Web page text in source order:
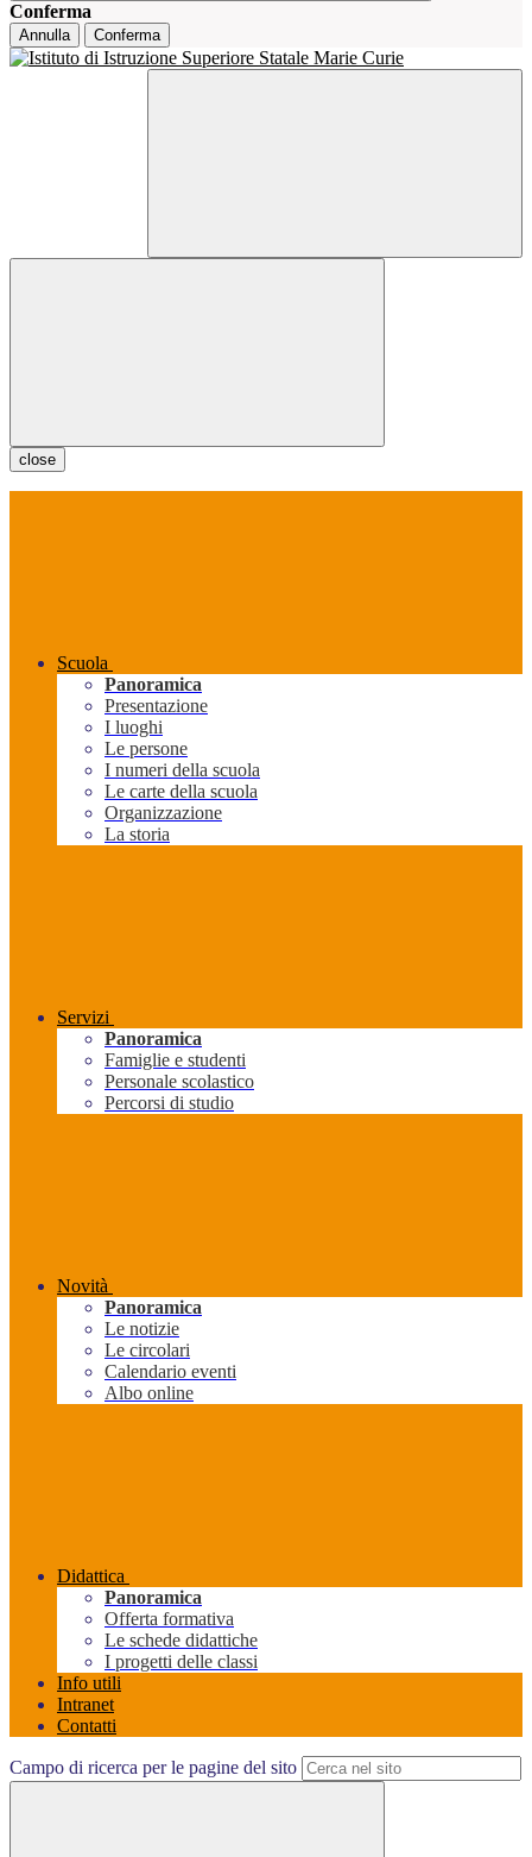
Conferma
Annulla Conferma
close
Scuola
Panoramica
Presentazione
I luoghi
Le persone
I numeri della scuola
Le carte della scuola
Organizzazione
La storia
Servizi
Panoramica
Famiglie e studenti
Personale scolastico
Percorsi di studio
Novità
Panoramica
Le notizie
Le circolari
Calendario eventi
Albo online
Didattica
Panoramica
Offerta formativa
Le schede didattiche
I progetti delle classi
Info utili
Intranet
Contatti
Campo di ricerca per le pagine del sito